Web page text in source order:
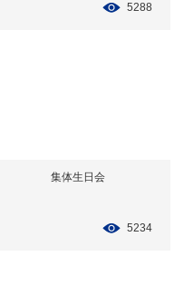
5288
集体生日会
5234